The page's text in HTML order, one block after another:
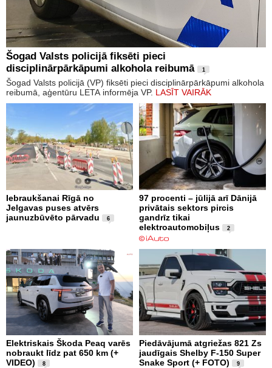
Šogad Valsts policijā fiksēti pieci
disciplinārpārkāpumi alkohola reibumā
1
Šogad Valsts policijā (VP) fiksēti pieci disciplinārpārkāpumi alkohola
reibumā, aģentūru LETA informēja VP. LASĪT VAIRĀK
Iebraukšanai Rīgā no
Jelgavas puses atvērs
jaunuzbūvēto pārvadu
6
97 procenti – jūlijā arī Dānijā
privātais sektors pircis
gandrīz tikai
elektroautomobiļus
2
Elektriskais Škoda Peaq varēs
nobraukt līdz pat 650 km (+
VIDEO)
8
Piedāvājumā atgriežas 821 Zs
jaudīgais Shelby F-150 Super
Snake Sport (+ FOTO)
9